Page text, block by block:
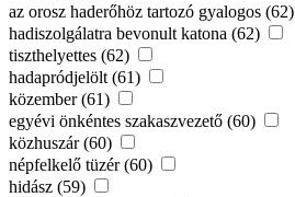
az orosz haderőhöz tartozó gyalogos (62)
hadiszolgálatra bevonult katona (62)
tiszthelyettes (62)
hadapródjelölt (61)
közember (61)
egyévi önkéntes szakaszvezető (60)
közhuszár (60)
népfelkelő tüzér (60)
hidász (59)